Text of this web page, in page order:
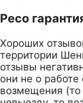
Ресо
Хороших
территории
отзывы
они не о работе
возмещения